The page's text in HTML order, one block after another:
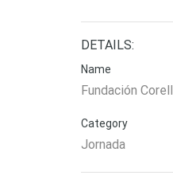
DETAILS:
Name
Fundación Corell
Category
Jornada